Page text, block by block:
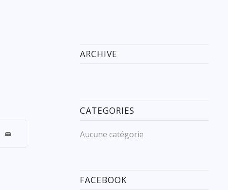
ARCHIVE
CATEGORIES
Aucune catégorie
FACEBOOK